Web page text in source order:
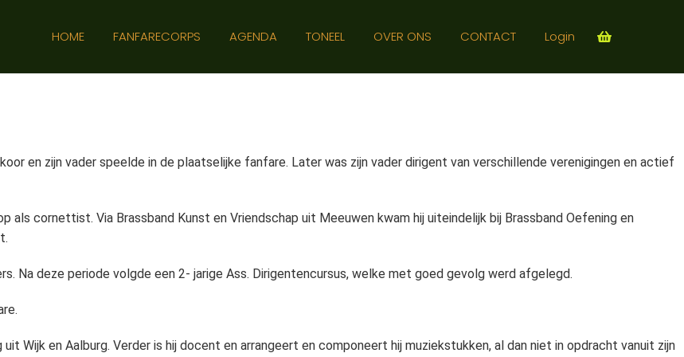
HOME FANFARECORPS AGENDA TONEEL OVER ONS CONTACT Login
en zijn vader speelde in de plaatselijke fanfare. Later was zijn vader dirigent van verschillende verenigingen en actief
als cornettist. Via Brassband Kunst en Vriendschap uit Meeuwen kwam hij uiteindelijk bij Brassband Oefening en
Na deze periode volgde een 2- jarige Ass. Dirigentencursus, welke met goed gevolg werd afgelegd.
Wijk en Aalburg. Verder is hij docent en arrangeert en componeert hij muziekstukken, al dan niet in opdracht vanuit zijn